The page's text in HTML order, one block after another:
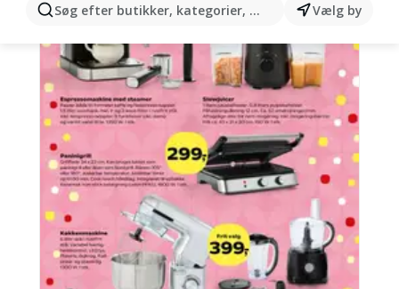
Søg efter butikker, kategorier, produkter...Vælg by